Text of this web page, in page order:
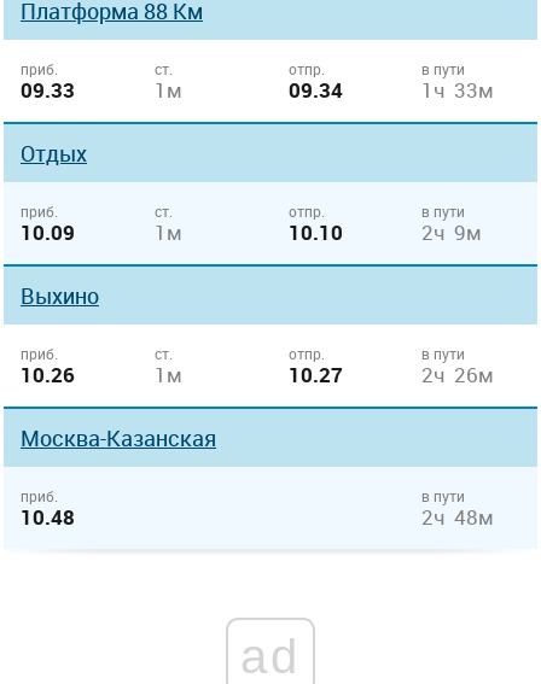
Платформа 88 Км
приб.
09.33
ст.
1м
отпр.
09.34
в пути
1ч 33м
Отдых
приб.
10.09
ст.
1м
отпр.
10.10
в пути
2ч 9м
Выхино
приб.
10.26
ст.
1м
отпр.
10.27
в пути
2ч 26м
Москва-Казанская
приб.
10.48
в пути
2ч 48м
ad